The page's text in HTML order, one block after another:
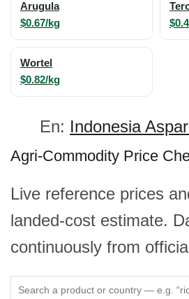
Arugula
$0.67/kg
Wortel
$0.82/kg
En: Indonesia
Agri-Commodity Price
Live reference prices
landed-cost estimate.
continuously from